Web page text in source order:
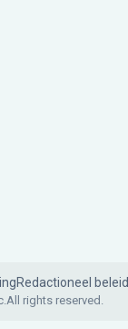
Redactioneel beleid
All rights reserved.